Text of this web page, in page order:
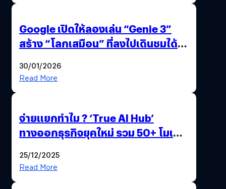
Google เปิดให้ลองเล่น “Genie 3”
สร้าง “โลกเสมือน” ที่ลงไปเดินชมได้
30/01/2026
Read More
จ่ายแยกทำไม ? ‘True AI Hub’
ทางออกธุรกิจยุคใหม่ รวม 50+ โมเดล
25/12/2025
Read More